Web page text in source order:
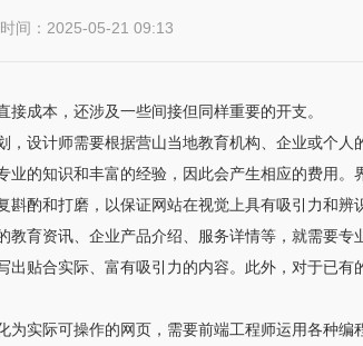
间：2025-05-21 09:13
成本，还涉及一些间接但同样重要的开支。
设计师需要根据营山当地教育机构、企业或个
的知识和丰富的经验，因此会产生相应的费用。
酌和打磨，以保证网站在视觉上具有吸引力和辨
育资讯、企业产品介绍、服务详情等，就需要专
贴合实际、富有吸引力的内容。此外，对于已
实际可操作的网页，需要前端工程师运用各种编